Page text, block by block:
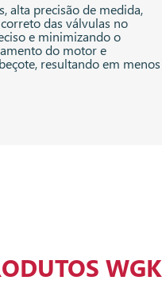
alta precisão de medida,
das válvulas no
e minimizando o
do motor e
resultando em menos
WGK